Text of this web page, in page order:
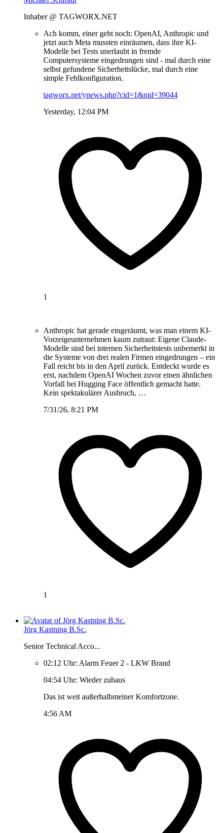
Inhaber @ TAGWORX.NET
Ach komm, einer geht noch: OpenAI, Anthropic und
jetzt auch Meta mussten einräumen, dass ihre KI-
Modelle bei Tests unerlaubt in fremde
Computersysteme eingedrungen sind - mal durch eine
selbst gefundene Sicherheitslücke, mal durch eine
simple Fehlkonfiguration.
tagworx.net/ynews.php?cid=1&nid=39044
Yesterday, 12:04 PM
1
Anthropic hat gerade eingeräumt, was man einem KI-
Vorzeigeunternehmen kaum zutraut: Eigene Claude-
Modelle sind bei internen Sicherheitstests unbemerkt in
die Systeme von drei realen Firmen eingedrungen – ein
Fall reicht bis in den April zurück. Entdeckt wurde es
erst, nachdem OpenAI Wochen zuvor einen ähnlichen
Vorfall bei Hugging Face öffentlich gemacht hatte.
Kein spektakulärer Ausbruch, …
7/31/26, 8:21 PM
1
Jörg Kastning B.Sc.
Senior Technical Acco...
02:12 Uhr: Alarm Feuer 2 - LKW Brand
04:54 Uhr: Wieder zuhaus
Das ist weit außerhalbmeiner Komfortzone.
4:56 AM